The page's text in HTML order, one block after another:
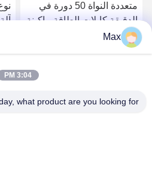
متعددة النواة 50 دورة في
الدقيقة كابلات الطاقة ماكينة
صديقة للبيئة
آلة 1250/1+4
Max
3:04 PM
what product are you looking for?